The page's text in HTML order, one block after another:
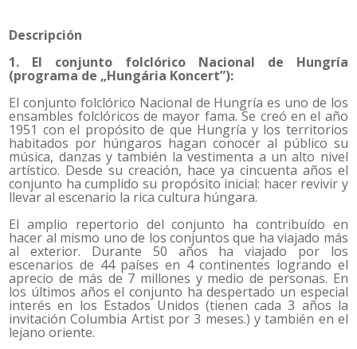
Descripción
1. El conjunto folclórico Nacional de Hungría
(programa de „Hungária Koncert”):
El conjunto folclórico Nacional de Hungría es uno de los
ensambles folclóricos de mayor fama. Se creó en el año
1951 con el propósito de que Hungría y los territorios
habitados por húngaros hagan conocer al público su
música, danzas y también la vestimenta a un alto nivel
artístico. Desde su creación, hace ya cincuenta años el
conjunto ha cumplido su propósito inicial: hacer revivir y
llevar al escenario la rica cultura húngara.
El amplio repertorio del conjunto ha contribuído en
hacer al mismo uno de los conjuntos que ha viajado más
al exterior. Durante 50 años ha viajado por los
escenarios de 44 países en 4 continentes logrando el
aprecio de más de 7 millones y medio de personas. En
los últimos años el conjunto ha despertado un especial
interés en los Estados Unidos (tienen cada 3 años la
invitación Columbia Artist por 3 meses.) y también en el
lejano oriente.